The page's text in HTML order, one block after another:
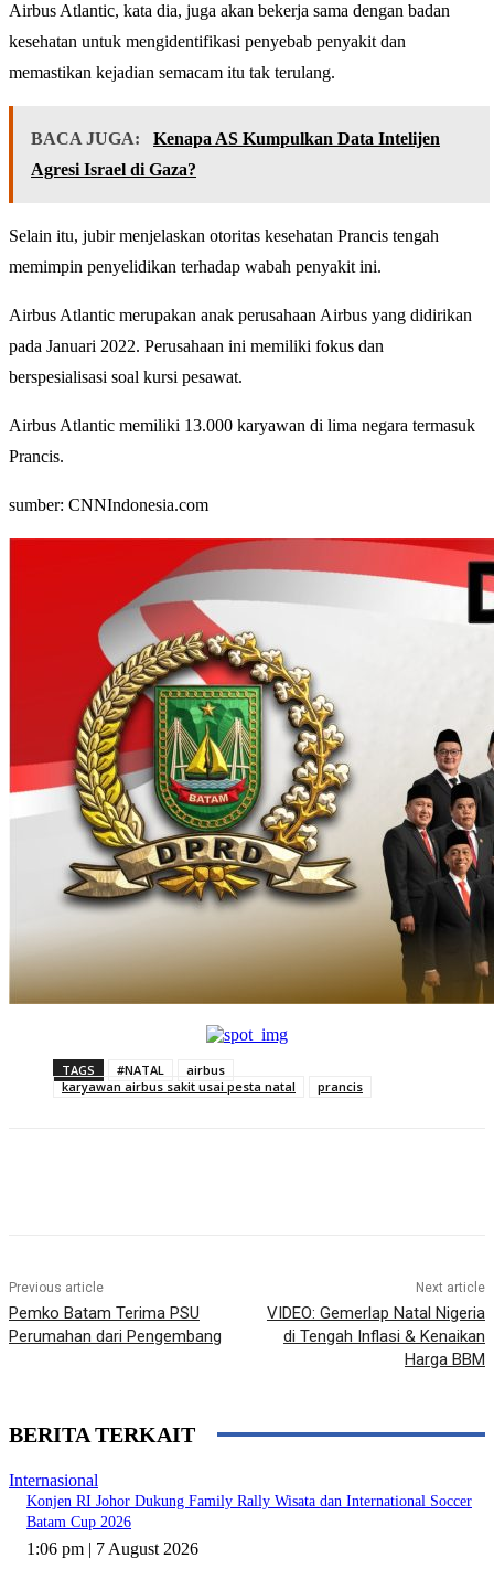
Airbus Atlantic, kata dia, juga akan bekerja sama dengan badan
kesehatan untuk mengidentifikasi penyebab penyakit dan
memastikan kejadian semacam itu tak terulang.
BACA JUGA:
Kenapa AS Kumpulkan Data Intelijen
Agresi Israel di Gaza?
Selain itu, jubir menjelaskan otoritas kesehatan Prancis tengah
memimpin penyelidikan terhadap wabah penyakit ini.
Airbus Atlantic merupakan anak perusahaan Airbus yang didirikan
pada Januari 2022. Perusahaan ini memiliki fokus dan
berspesialisasi soal kursi pesawat.
Airbus Atlantic memiliki 13.000 karyawan di lima negara termasuk
Prancis.
sumber: CNNIndonesia.com
TAGS #NATAL
airbus
karyawan airbus sakit usai pesta natal
prancis
Previous article
Pemko Batam Terima PSU
Perumahan dari Pengembang
Next article
VIDEO: Gemerlap Natal Nigeria
di Tengah Inflasi & Kenaikan
Harga BBM
BERITA TERKAIT
Internasional
Konjen RI Johor Dukung Family Rally Wisata dan International Soccer
Batam Cup 2026
1:06 pm | 7 August 2026